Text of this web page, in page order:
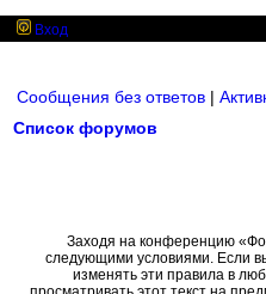
Вход
Сообщения без ответов |
Список форумов
Заходя на конференцию
следующими условиями. Если
изменять эти правила в